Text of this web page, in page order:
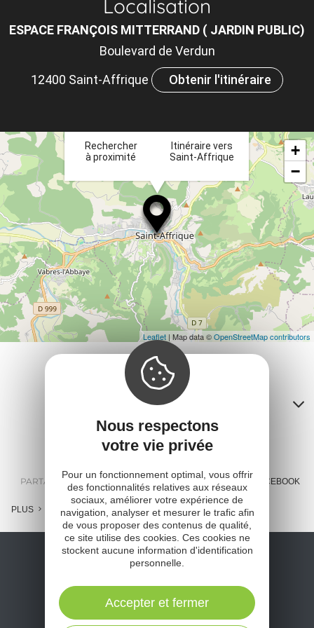
Localisation
ESPACE FRANÇOIS MITTERRAND ( JARDIN PUBLIC)
Boulevard de Verdun
12400 Saint-Affrique
Obtenir l'itinéraire
Rechercher
à proximité
Itinéraire vers
Saint-Affrique
+
−
Leaflet | Map data ©OpenStreetMap contributors
Contacts
PARTAGER : E-MAIL MESSENGER FACEBOOK
PLUS
Nous respectons
votre vie privée
Pour un fonctionnement optimal, vous offrir
des fonctionnalités relatives aux réseaux
sociaux, améliorer votre expérience de
navigation, analyser et mesurer le trafic afin
de vous proposer des contenus de qualité,
ce site utilise des cookies. Ces cookies ne
stockent aucune information d'identification
personnelle.
Accepter et fermer